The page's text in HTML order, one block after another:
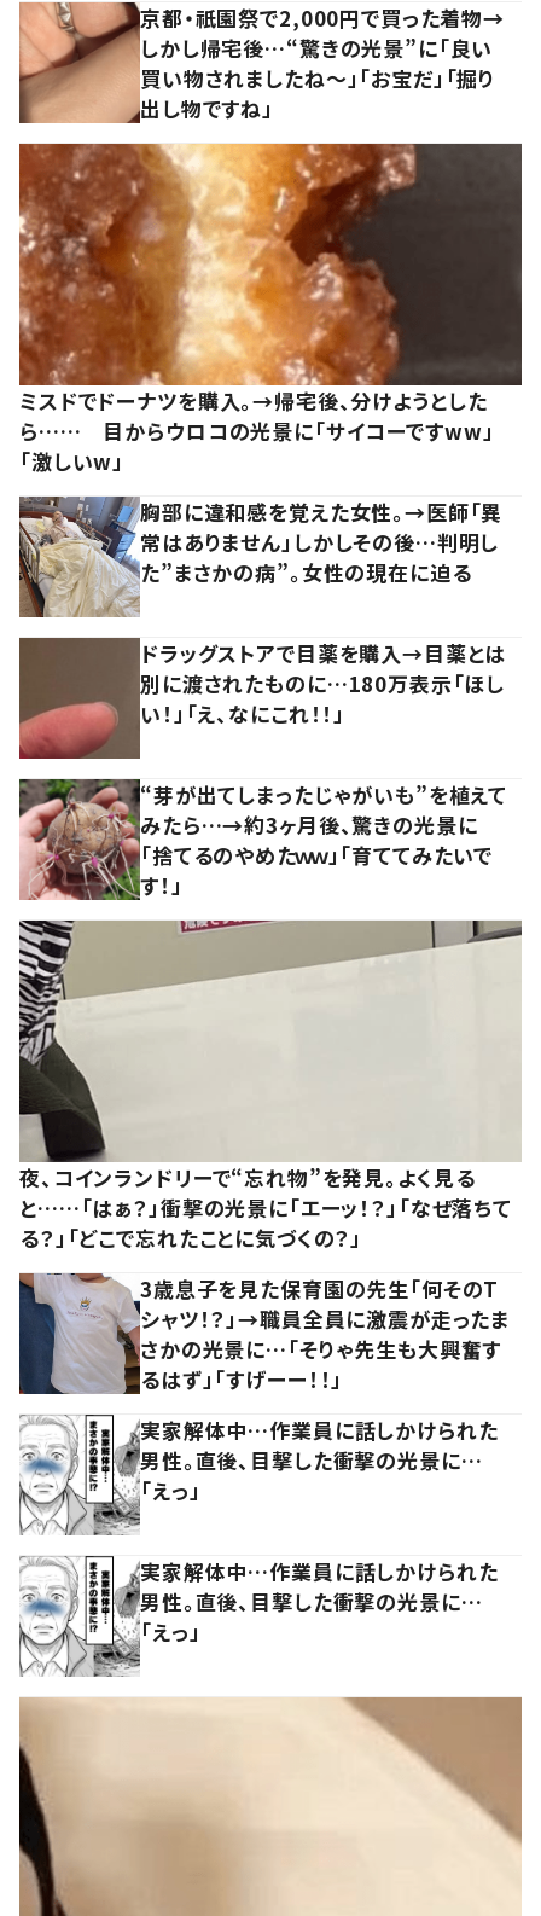
京都・祇園祭で2,000円で買った着物→
しかし帰宅後…“驚きの光景”に「良い
買い物されましたね～」「お宝だ」「掘り
出し物ですね」
ミスドでドーナツを購入。→帰宅後、分けようとした
ら…… 目からウロコの光景に「サイコーですww」
「激しいw」
胸部に違和感を覚えた女性。→医師「異
常はありません」しかしその後…判明し
た”まさかの病”。女性の現在に迫る
ドラッグストアで目薬を購入→目薬とは
別に渡されたものに…180万表示「ほし
い！」「え、なにこれ！！」
“芽が出てしまったじゃがいも”を植えて
みたら…→約3ヶ月後、驚きの光景に
「捨てるのやめたｗｗ」「育ててみたいで
す！」
夜、コインランドリーで“忘れ物”を発見。よく見る
と……「はぁ？」衝撃の光景に「エーッ！？」「なぜ落ちて
る？」「どこで忘れたことに気づくの？」
3歳息子を見た保育園の先生「何そのT
シャツ！？」→職員全員に激震が走ったま
さかの光景に…「そりゃ先生も大興奮す
るはず」「すげーー！！」
実家解体中…作業員に話しかけられた
男性。直後、目撃した衝撃の光景に…
「えっ」
実家解体中…作業員に話しかけられた
男性。直後、目撃した衝撃の光景に…
「えっ」